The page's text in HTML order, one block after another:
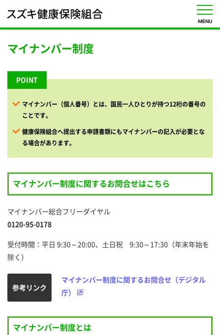
MENU
健
保
し
く
保
健
業
(各
種
診
な
の
給
付
(医
関
マイナンバー制度
POINT
マイナンバー（個人番号）とは、国民一人ひとりが持つ12桁の番号の
ことです。
健康保険組合へ提出する申請書類にもマイナンバーの記入が必要とな
る場合があります。
マイナンバー制度に関するお問合せはこちら
マイナンバー総合フリーダイヤル
0120-95-0178
受付時間：平日 9:30～20:00、土日祝 9:30～17:30（年末年始を
除く）
参考リンク
マイナンバー制度に関するお問合せ（デジタル
庁）
マイナンバー制度とは